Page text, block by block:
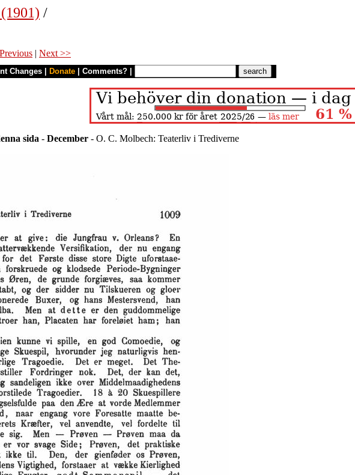
/
| Next >>
Changes Donate Comments?
sida - December - O. C. Molbech: Teaterliv i Trediverne